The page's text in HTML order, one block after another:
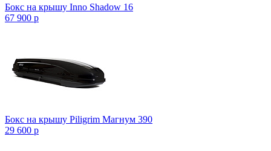
Бокс на крышу Inno Shadow 16
67 900 p
Бокс на крышу Piligrim Магнум 390
29 600 p